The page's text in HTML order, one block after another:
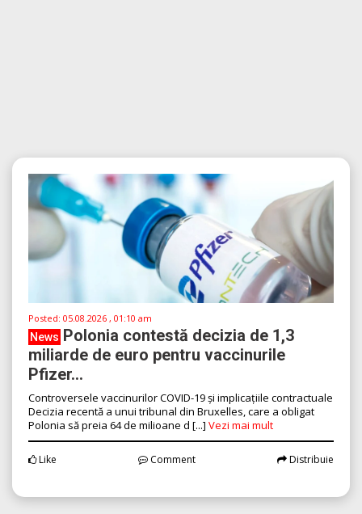
Posted: 05.08.2026 , 01:10 am
News Polonia contestă decizia de 1,3
miliarde de euro pentru vaccinurile
Pfizer...
Controversele vaccinurilor COVID-19 și implicațiile contractuale
Decizia recentă a unui tribunal din Bruxelles, care a obligat
Polonia să preia 64 de milioane d [...] Vezi mai mult
Like Comment Distribuie